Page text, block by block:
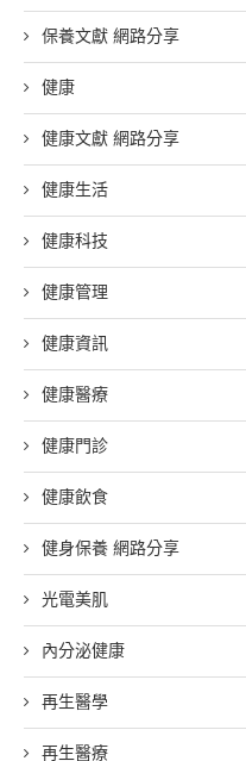
保養文獻 網路分享
健康
健康文獻 網路分享
健康生活
健康科技
健康管理
健康資訊
健康醫療
健康門診
健康飲食
健身保養 網路分享
光電美肌
內分泌健康
再生醫學
再生醫療